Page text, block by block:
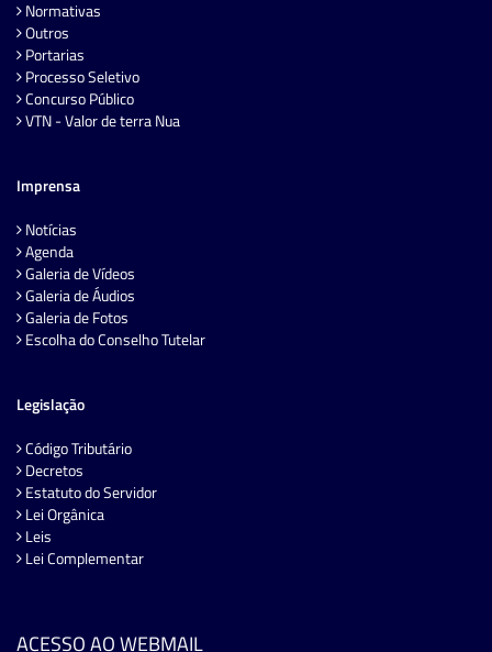
Normativas
Outros
Portarias
Processo Seletivo
Concurso Público
VTN - Valor de terra Nua
Imprensa
Notícias
Agenda
Galeria de Vídeos
Galeria de Áudios
Galeria de Fotos
Escolha do Conselho Tutelar
Legislação
Código Tributário
Decretos
Estatuto do Servidor
Lei Orgânica
Leis
Lei Complementar
ACESSO AO WEBMAIL